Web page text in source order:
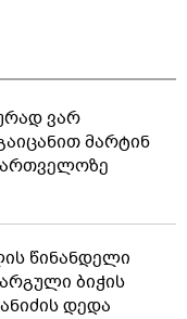
ვარ
მარტინ
წინანდელი
ბიჭის
დედა